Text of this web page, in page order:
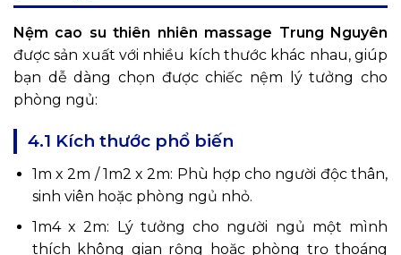
Nệm cao su thiên nhiên massage Trung Nguyên
được sản xuất với nhiều kích thước khác nhau, giúp
bạn dễ dàng chọn được chiếc nệm lý tưởng cho
phòng ngủ:
4.1 Kích thước phổ biến
1m x 2m / 1m2 x 2m: Phù hợp cho người độc thân,
sinh viên hoặc phòng ngủ nhỏ.
1m4 x 2m: Lý tưởng cho người ngủ một mình
thích không gian rộng hoặc phòng trọ thoáng